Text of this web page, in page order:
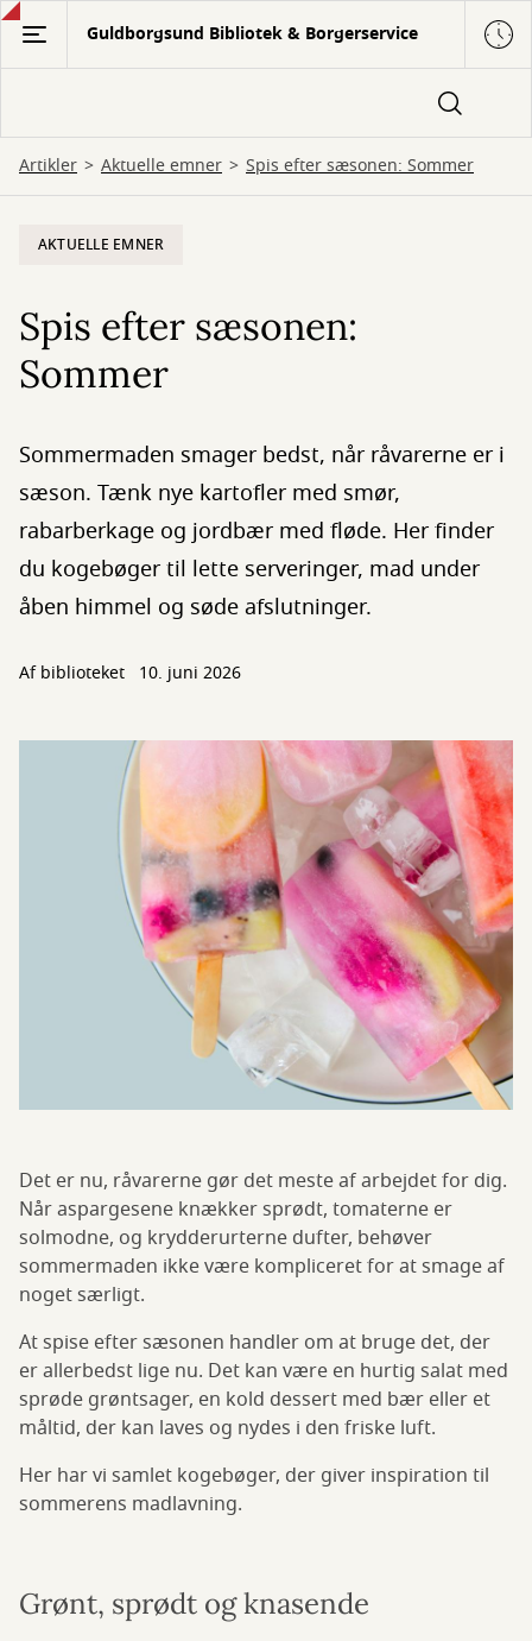
Gå
hovedindhold
Guldborgsund Bibliotek & Borgerservice
Artikler Aktuelle emner Spis efter sæsonen: Sommer
AKTUELLE EMNER
Spis efter sæsonen:
Sommer
Sommermaden smager bedst, når råvarerne er i
sæson. Tænk nye kartofler med smør,
rabarberkage og jordbær med fløde. Her finder
du kogebøger til lette serveringer, mad under
åben himmel og søde afslutninger.
Af biblioteket 10. juni 2026
Det er nu, råvarerne gør det meste af arbejdet for dig.
Når aspargesene knækker sprødt, tomaterne er
solmodne, og krydderurterne dufter, behøver
sommermaden ikke være kompliceret for at smage af
noget særligt.
At spise efter sæsonen handler om at bruge det, der
er allerbedst lige nu. Det kan være en hurtig salat med
sprøde grøntsager, en kold dessert med bær eller et
måltid, der kan laves og nydes i den friske luft.
Her har vi samlet kogebøger, der giver inspiration til
sommerens madlavning.
Grønt, sprødt og knasende